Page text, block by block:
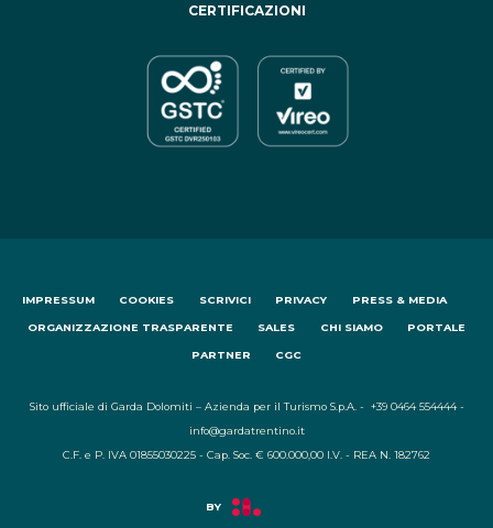
CERTIFICAZIONI
IMPRESSUM COOKIES SCRIVICI PRIVACY PRESS & MEDIA
ORGANIZZAZIONE TRASPARENTE SALES CHI SIAMO PORTALE
PARTNER CGC
Sito ufficiale di Garda Dolomiti – Azienda per il Turismo S.p.A. - +39 0464 554444 -
info@gardatrentino.it
C.F. e P. IVA 01855030225 - Cap. Soc. € 600.000,00 I.V. - REA N. 182762